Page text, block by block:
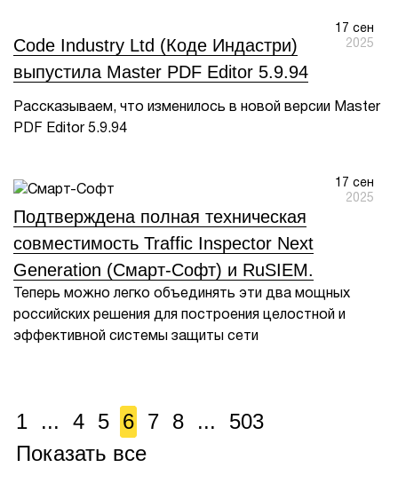
17 сен
2025
Code Industry Ltd (Коде Индастри)
выпустила Master PDF Editor 5.9.94
Рассказываем, что изменилось в новой версии Master
PDF Editor 5.9.94
17 сен
2025
Подтверждена полная техническая
совместимость Traffic Inspector Next
Generation (Смарт-Софт) и RuSIEM.
Теперь можно легко объединять эти два мощных
российских решения для построения целостной и
эффективной системы защиты сети
1 ... 4 5 6 7 8 ...
503
Показать все